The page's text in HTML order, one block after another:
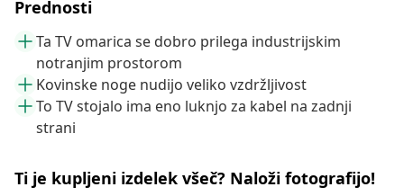
Prednosti
Ta TV omarica se dobro prilega industrijskim
notranjim prostorom
Kovinske noge nudijo veliko vzdržljivost
To TV stojalo ima eno luknjo za kabel na zadnji
strani
Ti je kupljeni izdelek všeč? Naloži fotografijo!